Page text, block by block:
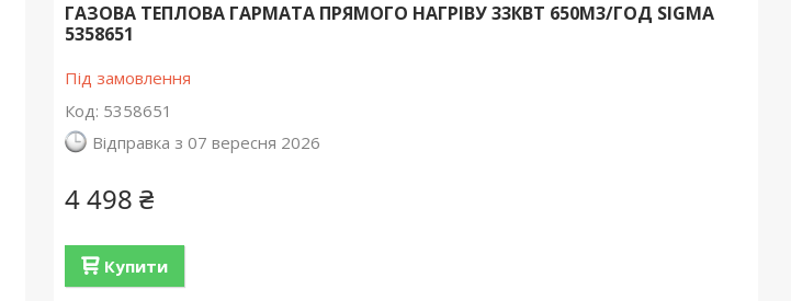
ГАЗОВА ТЕПЛОВА ГАРМАТА ПРЯМОГО НАГРІВУ 33КВТ 650М3/ГОД SIGMA
5358651
Під замовлення
Код: 5358651
Відправка з 07 вересня 2026
4 498 ₴
Купити